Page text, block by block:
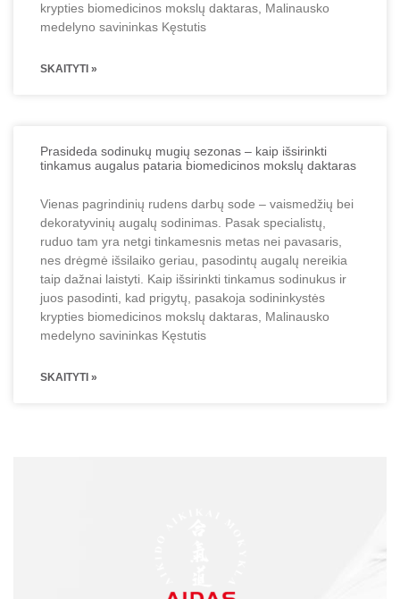
krypties biomedicinos mokslų daktaras, Malinausko
medelyno savininkas Kęstutis
SKAITYTI »
Prasideda sodinukų mugių sezonas – kaip išsirinkti
tinkamus augalus pataria biomedicinos mokslų daktaras
Vienas pagrindinių rudens darbų sode – vaismedžių bei
dekoratyvinių augalų sodinimas. Pasak specialistų,
ruduo tam yra netgi tinkamesnis metas nei pavasaris,
nes drėgmė išsilaiko geriau, pasodintų augalų nereikia
taip dažnai laistyti. Kaip išsirinkti tinkamus sodinukus ir
juos pasodinti, kad prigytų, pasakoja sodininkystės
krypties biomedicinos mokslų daktaras, Malinausko
medelyno savininkas Kęstutis
SKAITYTI »